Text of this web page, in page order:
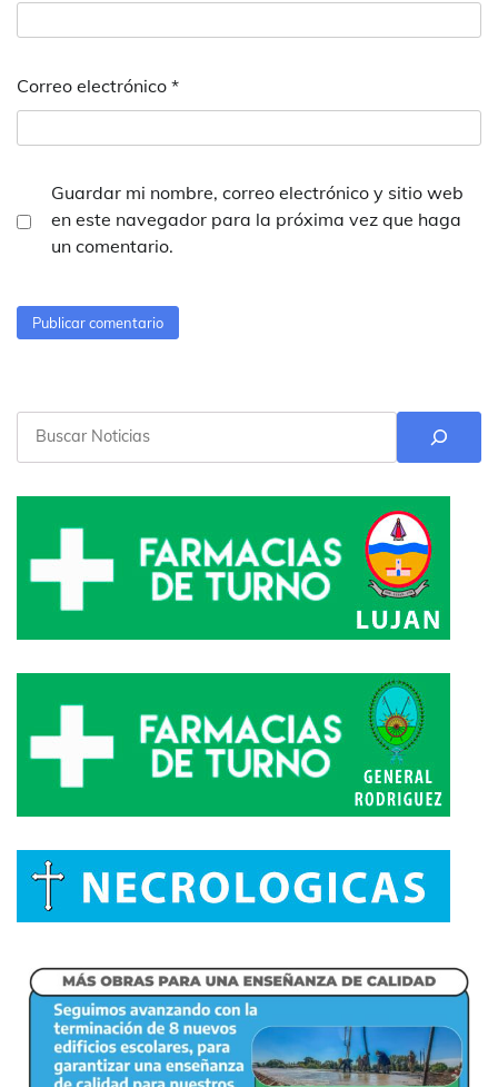
Correo electrónico *
Guardar mi nombre, correo electrónico y sitio web
en este navegador para la próxima vez que haga
un comentario.